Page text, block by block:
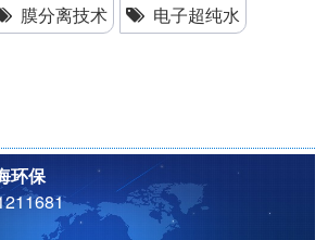
膜分离技术
电子超纯水
环保